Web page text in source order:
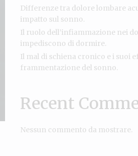
Differenze tra dolore lombare
impatto sul sonno.
Il ruolo dell’infiammazione nei
impediscono di dormire.
Il mal di schiena cronico e i suoi
frammentazione del sonno.
Recent
Nessun commento da mostrare.